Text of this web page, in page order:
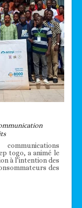
togo, a animé le
à l’intention des
des